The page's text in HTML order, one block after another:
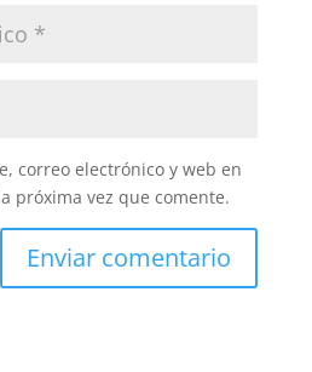
correo electrónico y web en
próxima vez que comente.